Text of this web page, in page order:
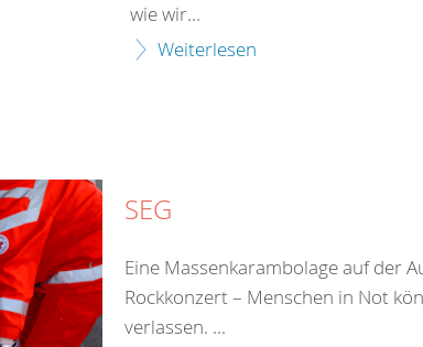
wie wir...
Weiterlesen
SEG
Eine Massenkarambolage auf der
Rockkonzert – Menschen in Not
verlassen. ...